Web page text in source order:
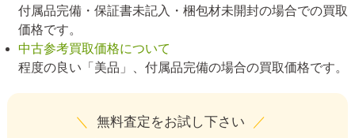
付属品完備・保証書未記入・梱包材未開封の場合での買取
価格です。
中古参考買取価格について
程度の良い「美品」、付属品完備の場合の買取価格です。
＼ 無料査定をお試し下さい ／